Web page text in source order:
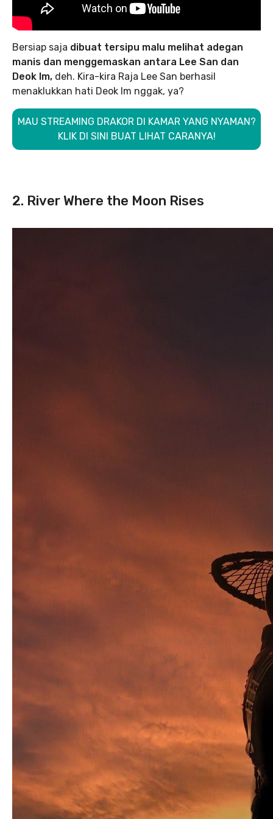
Bersiap saja dibuat tersipu malu melihat adegan
manis dan menggemaskan antara Lee San dan
Deok Im, deh. Kira-kira Raja Lee San berhasil
menaklukkan hati Deok Im nggak, ya?
MAU STREAMING DRAKOR DI KAMAR YANG NYAMAN?
KLIK DI SINI BUAT LIHAT CARANYA!
2. River Where the Moon Rises